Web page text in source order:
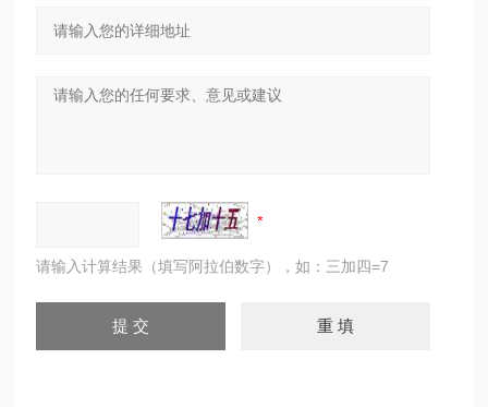
请输入计算结果（填写阿拉伯数字），如：三加四=7